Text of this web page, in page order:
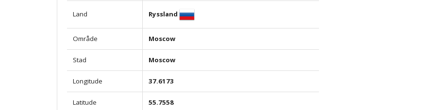
Land Ryssland
Område Moscow
Stad Moscow
Longitude 37.6173
Latitude 55.7558